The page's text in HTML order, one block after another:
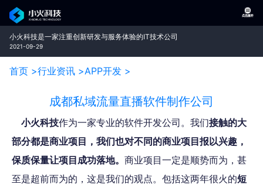
小火科技是一家注重创新研发与服务体验的IT技术公司
2021-09-29
首页 >行业资讯 >APP开发 >
成都私域流量直播软件制作公司
小火科技作为一家专业的软件开发公司。我们接触的大
部分都是商业项目，我们也对不同的商业项目报以兴趣，
保质保量让项目成功落地。 商业项目一定是顺势而为，甚
至是超前而为的，这是我们的观点。包括这两年很火的短